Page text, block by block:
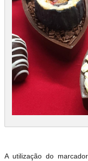
A utilização do